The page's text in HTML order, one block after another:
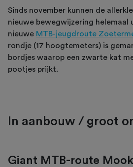
Sinds november kunnen de
nieuwe bewegwijzering helemaal
nieuwe MTB-jeugdroute
rondje (17 hoogtemeters) is
bordjes waarop een zwarte kat
pootjes prijkt.
In aanbouw / groot
Giant MTB-route Mook